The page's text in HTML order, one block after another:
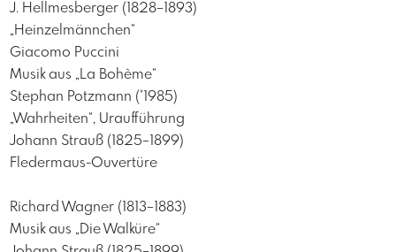
J. Hellmesberger (1828–1893)
„Heinzelmännchen“
Giacomo Puccini
Musik aus „La Bohème“
Stephan Potzmann (*1985)
„Wahrheiten“, Uraufführung
Johann Strauß (1825–1899)
Fledermaus-Ouvertüre
Richard Wagner (1813–1883)
Musik aus „Die Walküre“